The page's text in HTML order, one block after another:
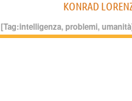
KONRAD
[Tag:intelligenza,problemi,umanità